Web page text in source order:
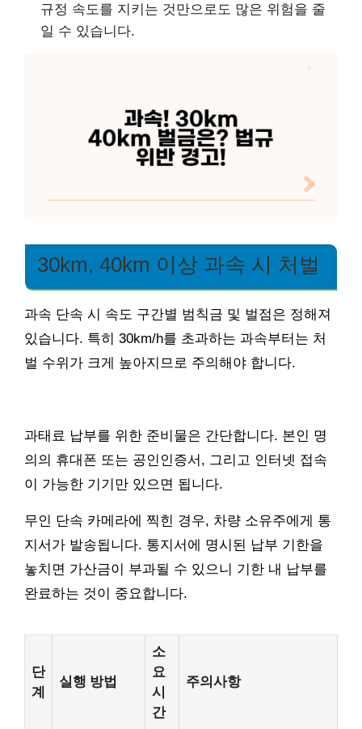
규정 속도를 지키는 것만으로도 많은 위험을 줄
일 수 있습니다.
30km, 40km 이상 과속 시 처벌
과속 단속 시 속도 구간별 범칙금 및 벌점은 정해져
있습니다. 특히 30km/h를 초과하는 과속부터는 처
벌 수위가 크게 높아지므로 주의해야 합니다.
과태료 납부를 위한 준비물은 간단합니다. 본인 명
의의 휴대폰 또는 공인인증서, 그리고 인터넷 접속
이 가능한 기기만 있으면 됩니다.
무인 단속 카메라에 찍힌 경우, 차량 소유주에게 통
지서가 발송됩니다. 통지서에 명시된 납부 기한을
놓치면 가산금이 부과될 수 있으니 기한 내 납부를
완료하는 것이 중요합니다.
단
계
실행 방법
소
요
시
간
주의사항